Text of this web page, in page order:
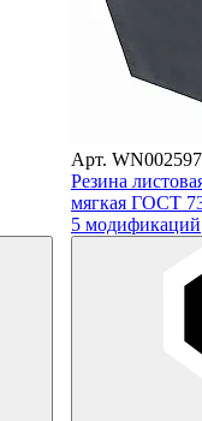
Арт.
Резина
мягкая ГОСТ
5 модификаций